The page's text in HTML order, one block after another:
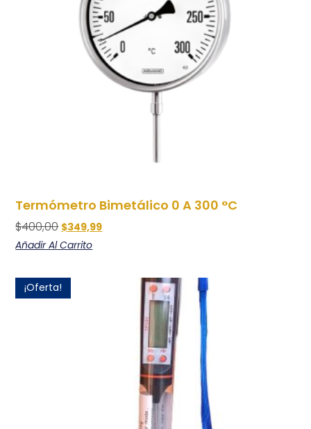
Termómetro Bimetálico 0 A 300 °C
$400,00 $349,99
Añadir Al Carrito
¡Oferta!